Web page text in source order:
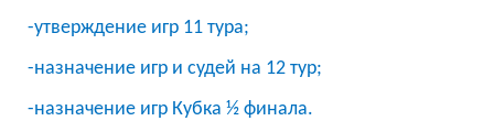
-утверждение игр 11 тура;
-назначение игр и судей на 12 тур;
-назначение игр Кубка ½ финала.